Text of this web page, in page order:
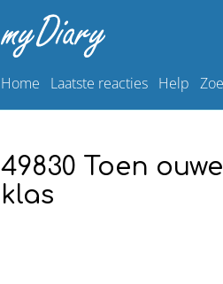
Home Laatste reacties Help
49830 Toen
klas